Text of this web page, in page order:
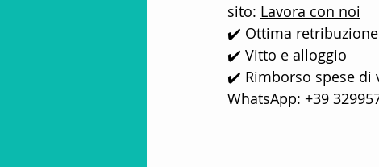
Stagione Invernale In Montagna
animazione per villaggi
sito: Lavora con noi
✔️ Ottima retribuzione
✔️ Vitto e alloggio
✔️ Rimborso spese di
WhatsApp: +39